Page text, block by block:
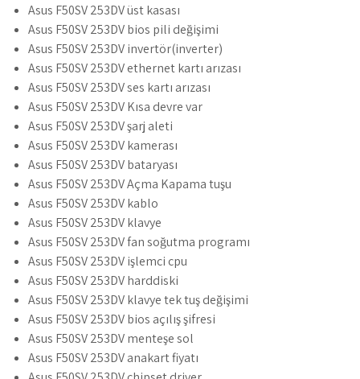
Asus F50SV 253DV üst kasası
Asus F50SV 253DV bios pili değişimi
Asus F50SV 253DV invertör(inverter)
Asus F50SV 253DV ethernet kartı arızası
Asus F50SV 253DV ses kartı arızası
Asus F50SV 253DV Kısa devre var
Asus F50SV 253DV şarj aleti
Asus F50SV 253DV kamerası
Asus F50SV 253DV bataryası
Asus F50SV 253DV Açma Kapama tuşu
Asus F50SV 253DV kablo
Asus F50SV 253DV klavye
Asus F50SV 253DV fan soğutma programı
Asus F50SV 253DV işlemci cpu
Asus F50SV 253DV harddiski
Asus F50SV 253DV klavye tek tuş değişimi
Asus F50SV 253DV bios açılış şifresi
Asus F50SV 253DV menteşe sol
Asus F50SV 253DV anakart fiyatı